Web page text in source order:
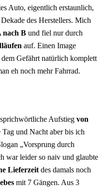
Auto, eigentlich erstaunlich,
des Herstellers. Mich
nach B und fiel nur durch
auf. Einen Image
Gefährt natürlich komplett
eh noch mehr Fahrrad.
Aufstieg von
und Nacht aber bis ich
„Vorsprung durch
war leider so naiv und glaubte
Lieferzeit des damals noch
mit 7 Gängen. Aus 3